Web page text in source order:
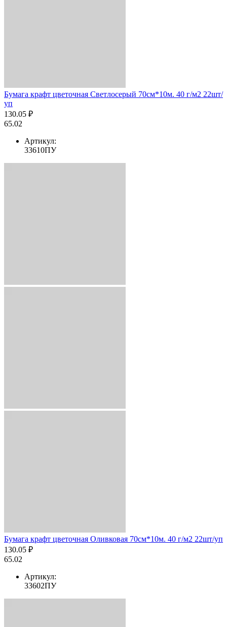
Бумага крафт цветочная Светлосерый 70см*10м. 40 г/м2 22шт/
уп
130.05 ₽
65.02
Артикул:
33610ПУ
Бумага крафт цветочная Оливковая 70см*10м. 40 г/м2 22шт/уп
130.05 ₽
65.02
Артикул:
33602ПУ